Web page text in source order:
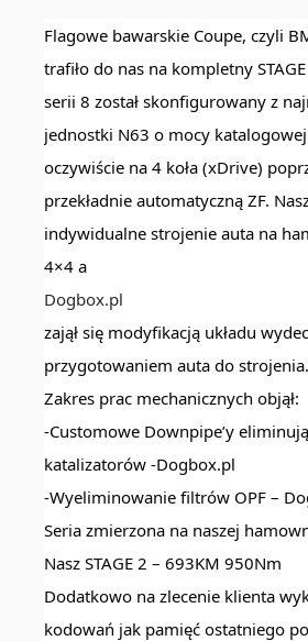
Flagowe bawarskie Coupe, czyli
trafiło do nas na kompletny
serii 8 został skonfigurowany z
jednostki N63 o mocy
oczywiście na 4 koła (xDrive)
przekładnie automatyczną ZF.
indywidualne strojenie auta na
4×4 a
Dogbox.pl
zajął się modyfikacją układu
przygotowaniem auta do strojenia.
Zakres prac mechanicznych objął:
-Customowe Downpipe’y
katalizatorów -Dogbox.pl
-Wyeliminowanie filtrów OPF –
Seria zmierzona na naszej
Nasz STAGE 2 – 693KM 950Nm
Dodatkowo na zlecenie klienta
kodowań jak pamięć ostatniego